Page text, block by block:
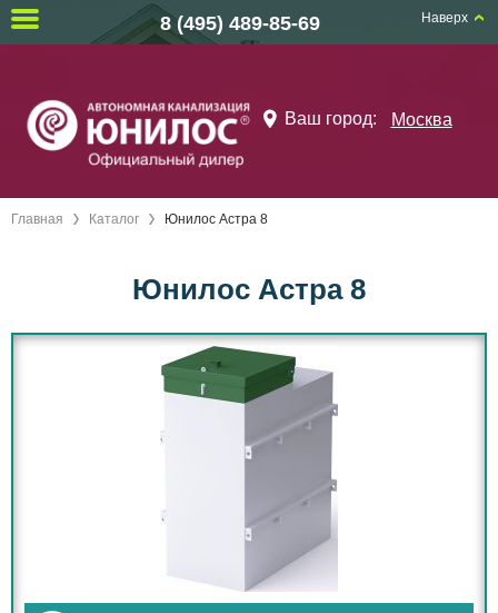
Ваш город: Москва
Главная Каталог Юнилос Астра 8
Юнилос Астра 8
Наверх
8 (495) 489-85-69